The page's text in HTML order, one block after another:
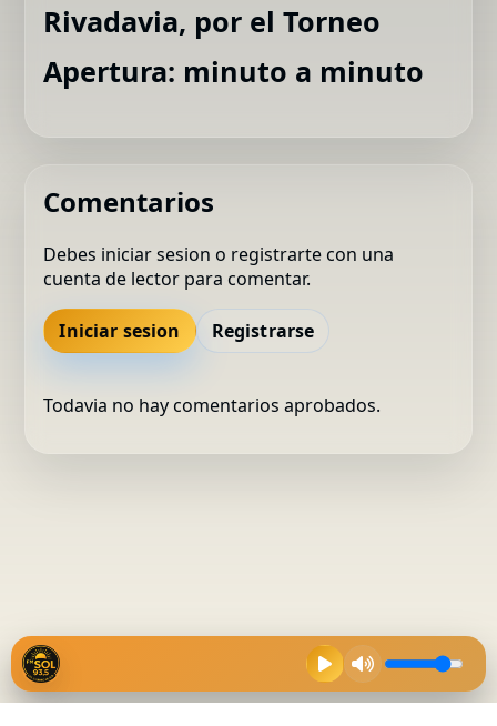
Rivadavia, por el Torneo
Apertura: minuto a minuto
Comentarios
Debes iniciar sesion o registrarte con una
cuenta de lector para comentar.
Iniciar sesion Registrarse
Todavia no hay comentarios aprobados.